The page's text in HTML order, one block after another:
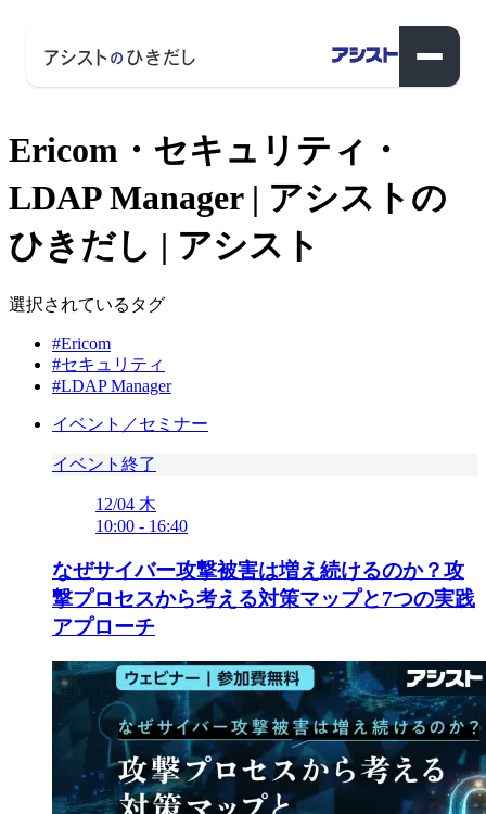
Ericom・セキュリティ・
LDAP Manager | アシストの
ひきだし | アシスト
選択されているタグ
#Ericom
#セキュリティ
#LDAP Manager
イベント／セミナー
イベント終了
12/04 木
10:00 - 16:40
なぜサイバー攻撃被害は増え続けるのか？攻
撃プロセスから考える対策マップと7つの実践
アプローチ